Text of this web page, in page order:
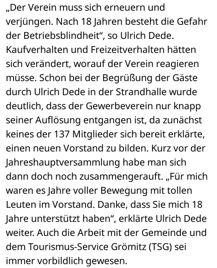
„Der Verein muss sich erneuern und
verjüngen. Nach 18 Jahren besteht die Gefahr
der Betriebsblindheit“, so Ulrich Dede.
Kaufverhalten und Freizeitverhalten hätten
sich verändert, worauf der Verein reagieren
müsse. Schon bei der Begrüßung der Gäste
durch Ulrich Dede in der Strandhalle wurde
deutlich, dass der Gewerbeverein nur knapp
seiner Auflösung entgangen ist, da zunächst
keines der 137 Mitglieder sich bereit erklärte,
einen neuen Vorstand zu bilden. Kurz vor der
Jahreshauptversammlung habe man sich
dann doch noch zusammengerauft. „Für mich
waren es Jahre voller Bewegung mit tollen
Leuten im Vorstand. Danke, dass Sie mich 18
Jahre unterstützt haben“, erklärte Ulrich Dede
weiter. Auch die Arbeit mit der Gemeinde und
dem Tourismus-Service Grömitz (TSG) sei
immer vorbildlich gewesen.